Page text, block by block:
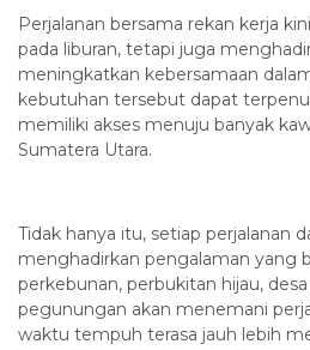
Perjalanan bersama rekan kerja
pada liburan, tetapi juga
meningkatkan kebersamaan
kebutuhan tersebut dapat
memiliki akses menuju banyak
Sumatera Utara.
Tidak hanya itu, setiap perjalanan
menghadirkan pengalaman yang
perkebunan, perbukitan hijau,
pegunungan akan menemani
waktu tempuh terasa jauh lebih